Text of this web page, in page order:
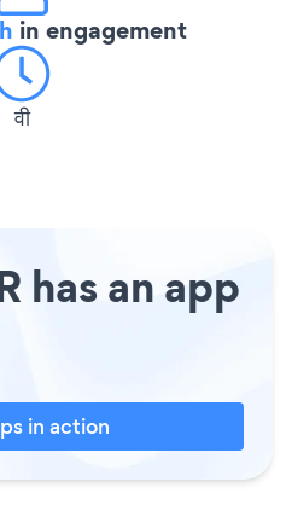
in engagement
वी
has an app
in action